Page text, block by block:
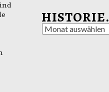
HISTORIE.
Historie.